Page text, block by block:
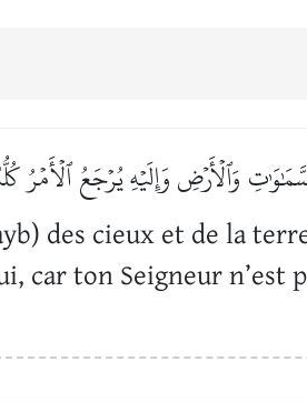
وَٱلۡأَرۡضِ وَإِلَيۡهِ يُرۡجَعُ ٱلۡأَمۡرُ
des cieux et de la
car ton Seigneur n’est